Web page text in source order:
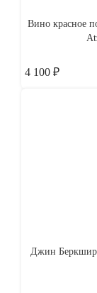
Вино красное
4 100 ₽
Джин Беркшир